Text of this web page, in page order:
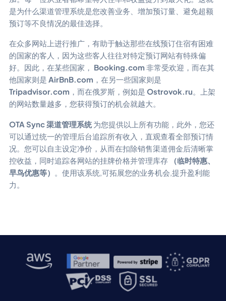
是为什么渠道管理系统是您改善业务、增加预订量、避免超额
预订等不良情况的最佳选择。
在众多网站上进行推广，有助于触达那些在线预订住宿有困难
的国家的客人，因为这些客人往往对特定预订网站有特殊偏
好。因此，在某些国家， Booking.com 非常受欢迎，而在其
他国家则是 AirBnB.com ，在另一些国家则是
Tripadvisor.com ，而在俄罗斯，例如是 Ostrovok.ru。上架
的网站数量越多，您获得预订的机会就越大。
OTA Sync 渠道管理系统为您提供以上所有功能，此外，您还
可以通过统一的管理后台追踪所有收入，直观查看全部预订情
况。您可以自主设定净价，从而在扣除销售渠道佣金后清晰掌
控收益，同时追踪各网站的挂牌价格并管理库存
（临时特惠、
早鸟优惠等） 。使用该系统,可拓展您的业务机会,提升盈利能
力。